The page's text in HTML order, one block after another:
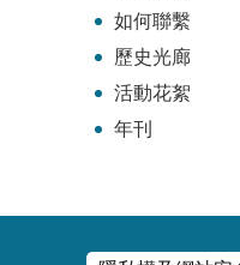
如何聯繫
歷史光廊
活動花絮
年刊